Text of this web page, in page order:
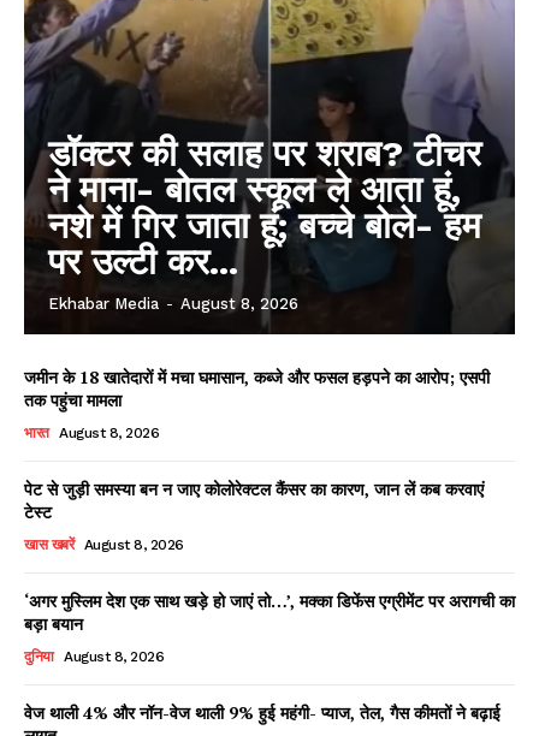
About
Contact us
Subscription Plans
डॉक्टर की सलाह पर शराब? टीचर
ने माना- बोतल स्कूल ले आता हूं,
नशे में गिर जाता हूं; बच्चे बोले- हम
पर उल्टी कर...
Ekhabar Media - August 8, 2026
जमीन के 18 खातेदारों में मचा घमासान, कब्जे और फसल हड़पने का आरोप; एसपी
तक पहुंचा मामला
भारत August 8, 2026
पेट से जुड़ी समस्या बन न जाए कोलोरेक्टल कैंसर का कारण, जान लें कब करवाएं
टेस्ट
खास खबरें August 8, 2026
‘अगर मुस्लिम देश एक साथ खड़े हो जाएं तो…’, मक्का डिफेंस एग्रीमेंट पर अरागची का
बड़ा बयान
दुनिया August 8, 2026
वेज थाली 4% और नॉन-वेज थाली 9% हुई महंगी- प्याज, तेल, गैस कीमतों ने बढ़ाई